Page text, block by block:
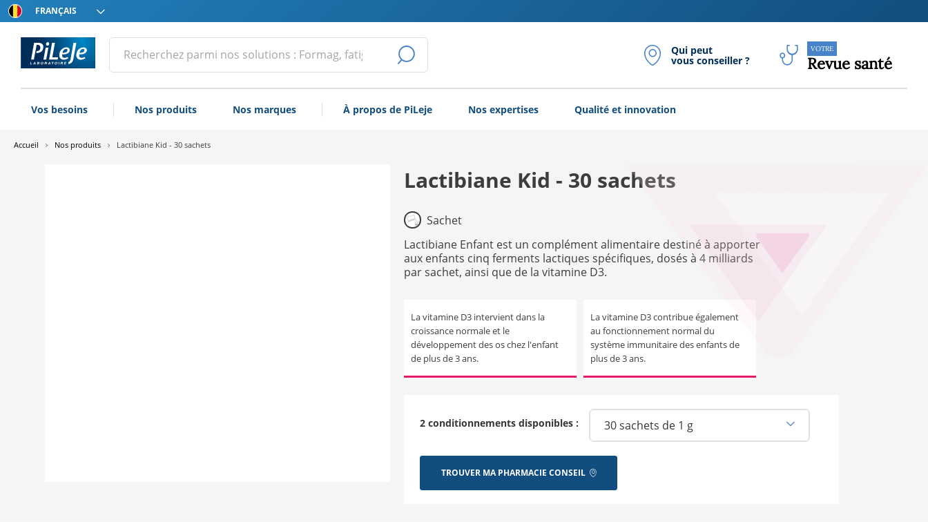
Choissisez
votre
langue
Tous
les
Laboratoire
une
recherche
LANCER
LA
RECHERCHE
Qui peut
vous conseiller ?
VOTRE
Revue santé
Vos besoins Nos produits Nos marques À propos de PiLeje Nos expertises Qualité et innovation
Accueil Nos produits Lactibiane Kid - 30 sachets
Lactibiane Kid - 30 sachets
Sachet
Lactibiane Enfant est un complément alimentaire destiné à apporter
aux enfants cinq ferments lactiques spécifiques, dosés à 4 milliards
par sachet, ainsi que de la vitamine D3.
La vitamine D3 intervient dans la
croissance normale et le
développement des os chez l'enfant
de plus de 3 ans.
La vitamine D3 contribue également
au fonctionnement normal du
système immunitaire des enfants de
plus de 3 ans.
2 conditionnements disponibles :
TROUVER MA PHARMACIE CONSEIL